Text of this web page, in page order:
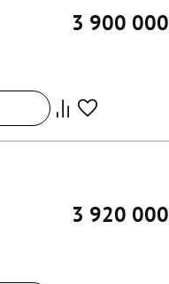
3 900 000
3 920 000